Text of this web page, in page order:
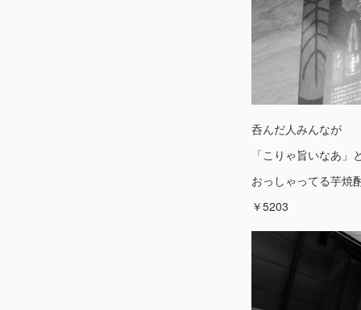
呑んだ人みんなが
「こりゃ旨いなあ」
おっしゃってる芋焼
￥5203